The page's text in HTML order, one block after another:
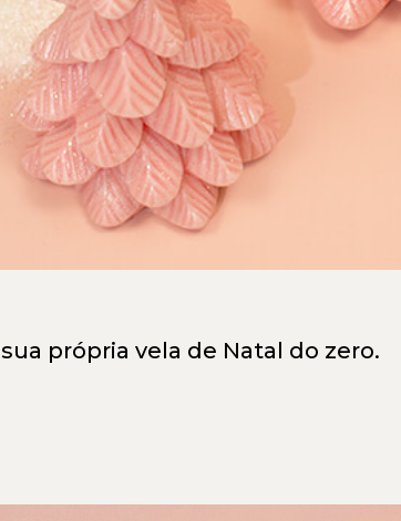
própria vela de Natal do zero.